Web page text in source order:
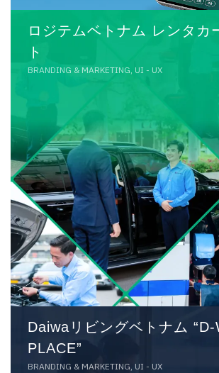
ロジテムベトナム レンタカ
ト
BRANDING & MARKETING, UI - UX
Daiwaリビングベトナム “D-
PLACE”
BRANDING & MARKETING, UI - UX